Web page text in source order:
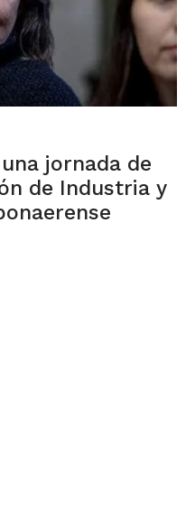
jornada de
de Industria y